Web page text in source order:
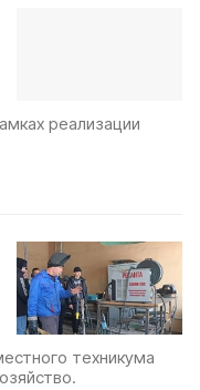
реализации
техникума